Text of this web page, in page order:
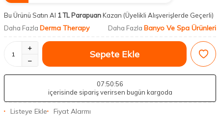
Bu Ürünü Satın Al 1 TL ParapuanKazan (Üyelikli Alışverişlerde Geçerli)
Daha Fazla Derma Therapy Daha Fazla Banyo Ve Spa Ürünleri
Sepete Ekle
07:50:55
içerisinde sipariş verirsen bugün kargoda
Listeye Ekle Fiyat Alarmı